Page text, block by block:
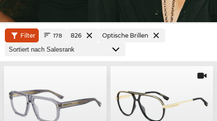
Filter 178 826 Optische Brillen